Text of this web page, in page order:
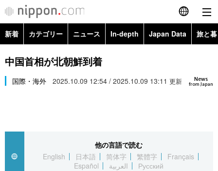
English
繁體字
العربية
新着 カテゴリー ニュース In-depth Japan Data 旅と
政治・外交
経済・ビジネス
社会
文化
Images
お知らせ
中国首相が北朝鮮到着
News
from Japan
国際・海外 2025.10.09 12:54 / 2025.10.09 13:11 更新
他の言語で読む
English
日本語 简体字 繁體字
Français
Español
العربية Русский